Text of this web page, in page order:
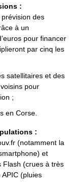
:
des
à un
pour financer
par cinq les
satellitaires et des
pour
;
en Corse.
:
(notamment la
et
Flash (crues à très
(pluies